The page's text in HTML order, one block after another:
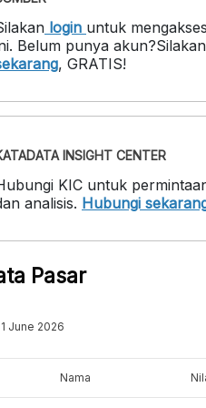
login untuk
. Belum punya akun?Silakan
, GRATIS!
INSIGHT CENTER
KIC untuk
analisis. Hubungi
Pasar
June 2026
Nama